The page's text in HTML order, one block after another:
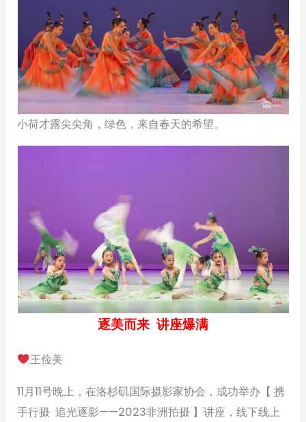
小荷才露尖尖角，绿色，来自春天的希望。
逐美而来 讲座爆满
王俭美
11月11号晚上，在洛杉矶国际摄影家协会，成功举办【 携
手行摄 追光逐影——2023非洲拍摄 】讲座，线下线上